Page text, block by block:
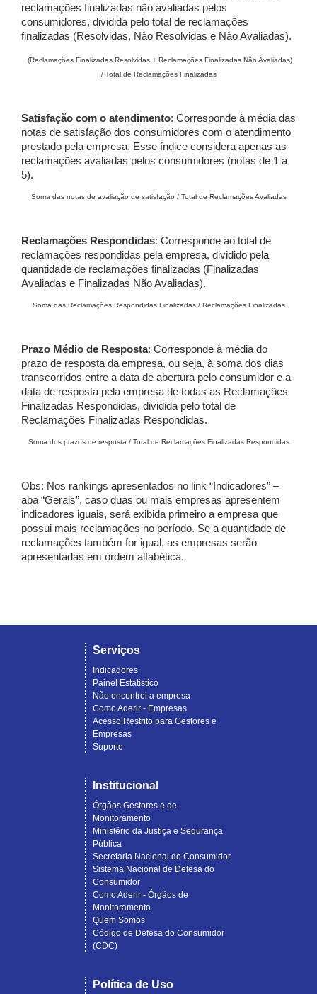
reclamações finalizadas não avaliadas pelos
consumidores, dividida pelo total de reclamações
finalizadas (Resolvidas, Não Resolvidas e Não Avaliadas).
(Reclamações Finalizadas Resolvidas + Reclamações Finalizadas Não Avaliadas)
/ Total de Reclamações Finalizadas
Satisfação com o atendimento: Corresponde à média das
notas de satisfação dos consumidores com o atendimento
prestado pela empresa. Esse índice considera apenas as
reclamações avaliadas pelos consumidores (notas de 1 a
5).
Soma das notas de avaliação de satisfação / Total de Reclamações Avaliadas
Reclamações Respondidas: Corresponde ao total de
reclamações respondidas pela empresa, dividido pela
quantidade de reclamações finalizadas (Finalizadas
Avaliadas e Finalizadas Não Avaliadas).
Soma das Reclamações Respondidas Finalizadas / Reclamações Finalizadas
Prazo Médio de Resposta: Corresponde à média do
prazo de resposta da empresa, ou seja, à soma dos dias
transcorridos entre a data de abertura pelo consumidor e a
data de resposta pela empresa de todas as Reclamações
Finalizadas Respondidas, dividida pelo total de
Reclamações Finalizadas Respondidas.
Soma dos prazos de resposta / Total de Reclamações Finalizadas Respondidas
Obs: Nos rankings apresentados no link “Indicadores” –
aba “Gerais”, caso duas ou mais empresas apresentem
indicadores iguais, será exibida primeiro a empresa que
possui mais reclamações no período. Se a quantidade de
reclamações também for igual, as empresas serão
apresentadas em ordem alfabética.
Serviços
Indicadores
Painel Estatístico
Não encontrei a empresa
Como Aderir - Empresas
Acesso Restrito para Gestores e
Empresas
Suporte
Institucional
Órgãos Gestores e de
Monitoramento
Ministério da Justiça e Segurança
Pública
Secretaria Nacional do Consumidor
Sistema Nacional de Defesa do
Consumidor
Como Aderir - Órgãos de
Monitoramento
Quem Somos
Código de Defesa do Consumidor
(CDC)
Política de Uso